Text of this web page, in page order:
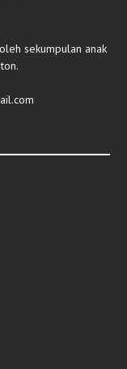
sekumpulan anak